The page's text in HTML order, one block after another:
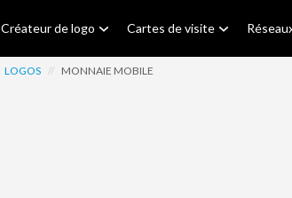
Créateur de logo Cartes de visite
LOGOS // MONNAIE MOBILE